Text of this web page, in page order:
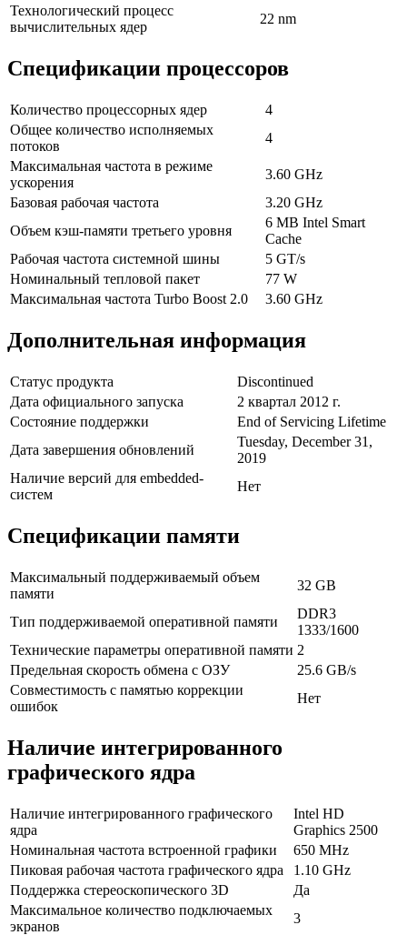
Технологический процесс
вычислительных ядер
22 nm
Спецификации процессоров
Количество процессорных ядер
4
Общее количество исполняемых
потоков
4
Максимальная частота в режиме
ускорения
3.60 GHz
Базовая рабочая частота
3.20 GHz
Объем кэш-памяти третьего уровня
6 MB Intel Smart
Cache
Рабочая частота системной шины
5 GT/s
Номинальный тепловой пакет
77 W
Максимальная частота Turbo Boost 2.0
3.60 GHz
Дополнительная информация
Статус продукта
Discontinued
Дата официального запуска
2 квартал 2012 г.
Состояние поддержки
End of Servicing Lifetime
Дата завершения обновлений
Tuesday, December 31,
2019
Наличие версий для embedded-
систем
Нет
Спецификации памяти
Максимальный поддерживаемый объем
памяти
32 GB
Тип поддерживаемой оперативной памяти
DDR3
1333/1600
Технические параметры оперативной памяти 2
Предельная скорость обмена с ОЗУ
25.6 GB/s
Совместимость с памятью коррекции
ошибок
Нет
Наличие интегрированного
графического ядра
Наличие интегрированного графического
ядра
Intel HD
Graphics 2500
Номинальная частота встроенной графики
650 MHz
Пиковая рабочая частота графического ядра
1.10 GHz
Поддержка стереоскопического 3D
Да
Максимальное количество подключаемых
экранов
3